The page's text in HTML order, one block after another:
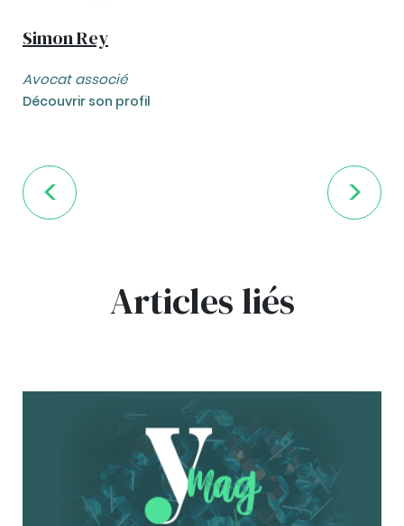
Simon Rey
Avocat associé
Découvrir son profil
Articles liés